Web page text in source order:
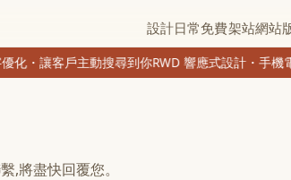
設計日常免費架站網站
・讓客戶主動搜尋到你RWD 響應式設計・手機電
,將盡快回覆您。